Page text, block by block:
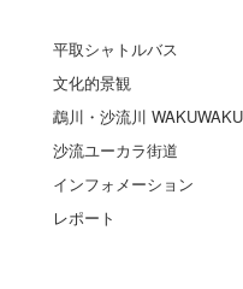
平取シャトルバス
文化的景観
鵡川・沙流川 WAKUWAKU
沙流ユーカラ街道
インフォメーション
レポート